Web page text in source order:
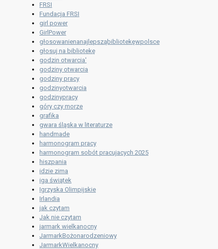
FRSI
Fundacja FRSI
girl power
GirlPower
głosowanienanajlepsząbibliotekęwpolsce
głosuj na bibliotekę
godzin otwarcia'
godziny otwarcia
godziny pracy
godzinyotwarcia
godzinypracy
góry czy morze
grafika
gwara śląska w literaturze
handmade
harmonogram pracy
harmonogram sobót pracujacych 2025
hiszpania
idzie zima
iga świątek
Igrzyska Olimpijskie
Irlandia
jak czytam
Jak nie czytam
jarmark wielkanocny
JarmarkBożonarodzeniowy
JarmarkWielkanocny